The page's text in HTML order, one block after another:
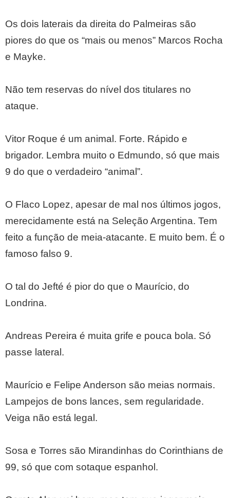
Os dois laterais da direita do Palmeiras são
piores do que os “mais ou menos” Marcos Rocha
e Mayke.
Não tem reservas do nível dos titulares no
ataque.
Vitor Roque é um animal. Forte. Rápido e
brigador. Lembra muito o Edmundo, só que mais
9 do que o verdadeiro “animal”.
O Flaco Lopez, apesar de mal nos últimos jogos,
merecidamente está na Seleção Argentina. Tem
feito a função de meia-atacante. E muito bem. É o
famoso falso 9.
O tal do Jefté é pior do que o Maurício, do
Londrina.
Andreas Pereira é muita grife e pouca bola. Só
passe lateral.
Maurício e Felipe Anderson são meias normais.
Lampejos de bons lances, sem regularidade.
Veiga não está legal.
Sosa e Torres são Mirandinhas do Corinthians de
99, só que com sotaque espanhol.